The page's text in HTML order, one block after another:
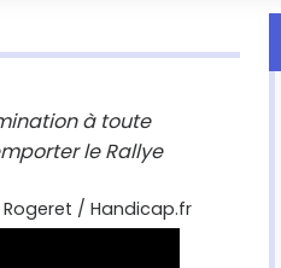
à toute
le Rallye
/ Handicap.fr